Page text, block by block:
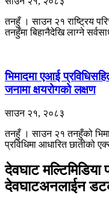
तनहुँ । साउन २१ राष्ट्रिय
तनहुँमा बिहानैदेखि लाग्ने
भिमादमा एआई
जनामा क्षयरोगको लक्षण
साउन २१, २०८३
तनहुँ । साउन २१ तनहुँको
प्रविधिमा आधारित छातीको
देवघाट मल्टिमिडिया
देवघाटअनलाईन